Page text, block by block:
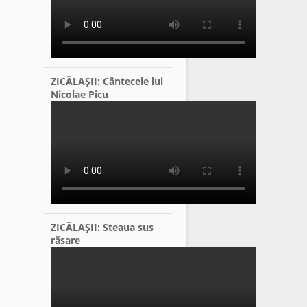
ZICĂLAŞII: Cântecele lui
Nicolae Picu
ZICĂLAŞII: Steaua sus
răsare